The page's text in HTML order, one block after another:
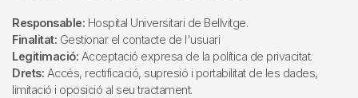
Responsable: Hospital Universitari de Bellvitge.
Finalitat: Gestionar el contacte de l'usuari
Legitimació: Acceptació expresa de la política de privacitat.
Drets: Accés, rectificació, supresió i portabilitat de les dades,
limitació i oposició al seu tractament.